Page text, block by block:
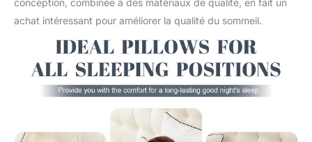
conception, combinée à des matériaux de qualité, en fait un
achat intéressant pour améliorer la qualité du sommeil.